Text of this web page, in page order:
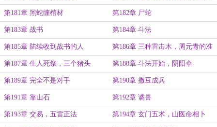
第181章 黑蛇缠棺材 第182章 尸蛇
第183章 战书 第184章 斗法
第185章 陆续收到战书的人 第186章 三种雷击木，周元青的准
备
第187章 生人死祭，三个猪头 第188章 斗法开始，阴阳伞
第189章 完全不是对手 第190章 撒豆成兵
第191章 靠山石 第192章 谲兽
第193章 交易，五雷正法 第194章 玄门五术，山医命相卜